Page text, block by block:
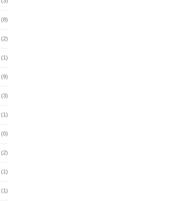
(8)
(2)
(1)
(9)
(3)
(1)
(0)
(2)
(1)
(1)